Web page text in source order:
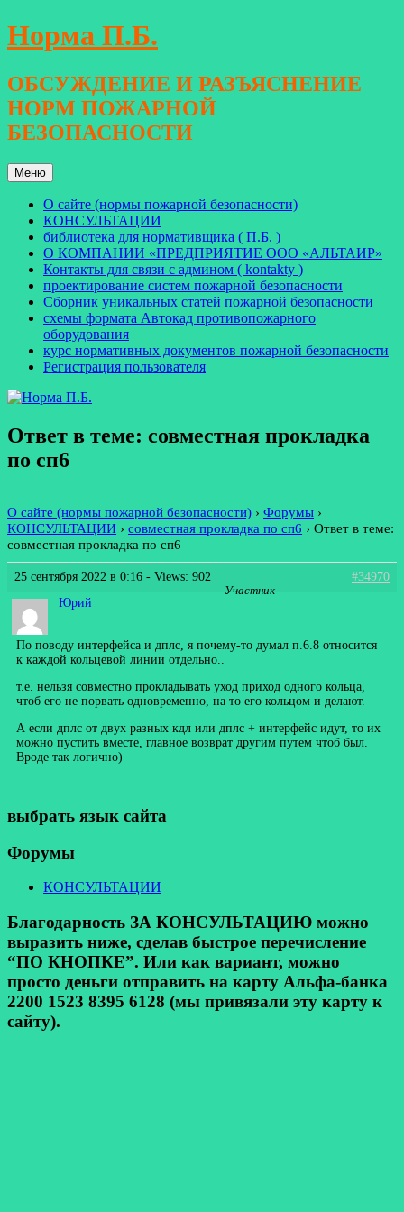
Перейти
к
Норма П.Б.
ОБСУЖДЕНИЕ И РАЗЪЯСНЕНИЕ
НОРМ ПОЖАРНОЙ
БЕЗОПАСНОСТИ
Меню
О сайте (нормы пожарной безопасности)
КОНСУЛЬТАЦИИ
библиотека для нормативщика ( П.Б. )
О КОМПАНИИ «ПРЕДПРИЯТИЕ ООО «АЛЬТАИР»
Контакты для связи с админом ( kontakty )
проектирование систем пожарной безопасности
Сборник уникальных статей пожарной безопасности
схемы формата Автокад противопожарного
оборудования
курс нормативных документов пожарной безопасности
Регистрация пользователя
Ответ в теме: совместная прокладка
по сп6
О сайте (нормы пожарной безопасности) › Форумы ›
КОНСУЛЬТАЦИИ › совместная прокладка по сп6 › Ответ в теме:
совместная прокладка по сп6
25 сентября 2022 в 0:16 - Views: 902
#34970
Юрий
Участник
По поводу интерфейса и дплс, я почему-то думал п.6.8 относится
к каждой кольцевой линии отдельно..
т.е. нельзя совместно прокладывать уход приход одного кольца,
чтоб его не порвать одновременно, на то его кольцом и делают.
А если дплс от двух разных кдл или дплс + интерфейс идут, то их
можно пустить вместе, главное возврат другим путем чтоб был.
Вроде так логично)
выбрать язык сайта
Форумы
КОНСУЛЬТАЦИИ
Благодарность ЗА КОНСУЛЬТАЦИЮ можно
выразить ниже, сделав быстрое перечисление
“ПО КНОПКЕ”. Или как вариант, можно
просто деньги отправить на карту Альфа-банка
2200 1523 8395 6128 (мы привязали эту карту к
сайту).